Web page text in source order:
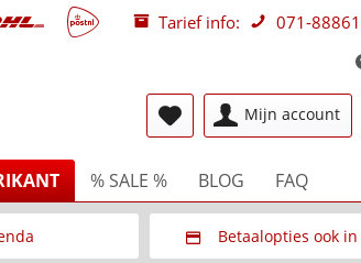
Tarief info: 071-
Mijn account
% SALE % BLOG FAQ
Betaalopties ook